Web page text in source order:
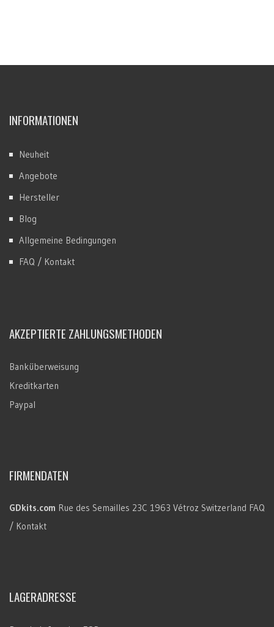
INFORMATIONEN
Neuheit
Angebote
Hersteller
Blog
Allgemeine Bedingungen
FAQ / Kontakt
AKZEPTIERTE ZAHLUNGSMETHODEN
Banküberweisung
Kreditkarten
Paypal
FIRMENDATEN
GDkits.com Rue des Semailles 23C 1963 Vétroz Switzerland FAQ
/ Kontakt
LAGERADRESSE